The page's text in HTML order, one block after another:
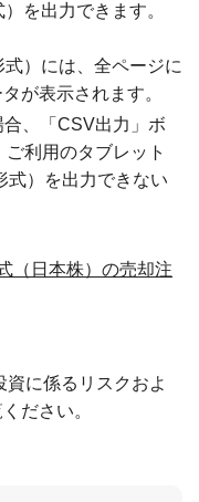
を出力できます。
）には、全ページに
が表示されます。
、「CSV出力」ボ
利用のタブレット
式）を出力できない
（日本株）の売却注
に係るリスクおよ
ださい。